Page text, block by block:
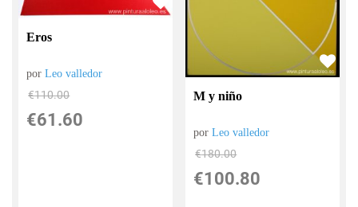
Eros
porLeo valledor
€110.00
€61.60
M y niño
porLeo valledor
€180.00
€100.80